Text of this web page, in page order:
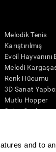
and to
Melodik Tenis
Karıştırılmış
Evcil Hayvanını
Melodi
Renk Hücumu
3D Sanat
Mutlu Hopper
Şeker
Rakamlar